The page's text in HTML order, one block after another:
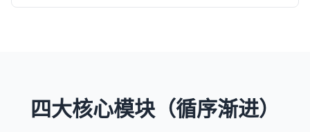
四大核心模块（循序渐进）